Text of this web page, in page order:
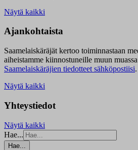
Näytä kaikki
Ajankohtaista
Saamelaiskäräjät kertoo toiminnastaan
aiheistamme kiinnostuneille muun
Saamelaiskäräjien tiedotteet sähköpostiisi.
Näytä kaikki
Yhteystiedot
Näytä kaikki
Hae...
Hae...